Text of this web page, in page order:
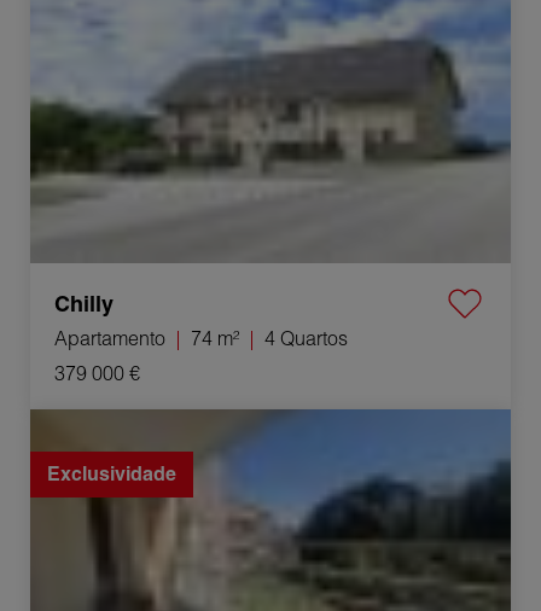
Chilly
Apartamento 74 m²
4 Quartos
379 000 €
Venda Apartamento Nîmes 4 Quartos 86.48 m²
Exclusividade